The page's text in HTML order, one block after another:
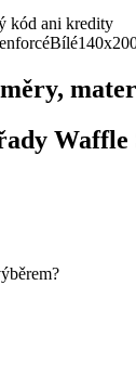
kód ani kredity
Bílé
Waffle